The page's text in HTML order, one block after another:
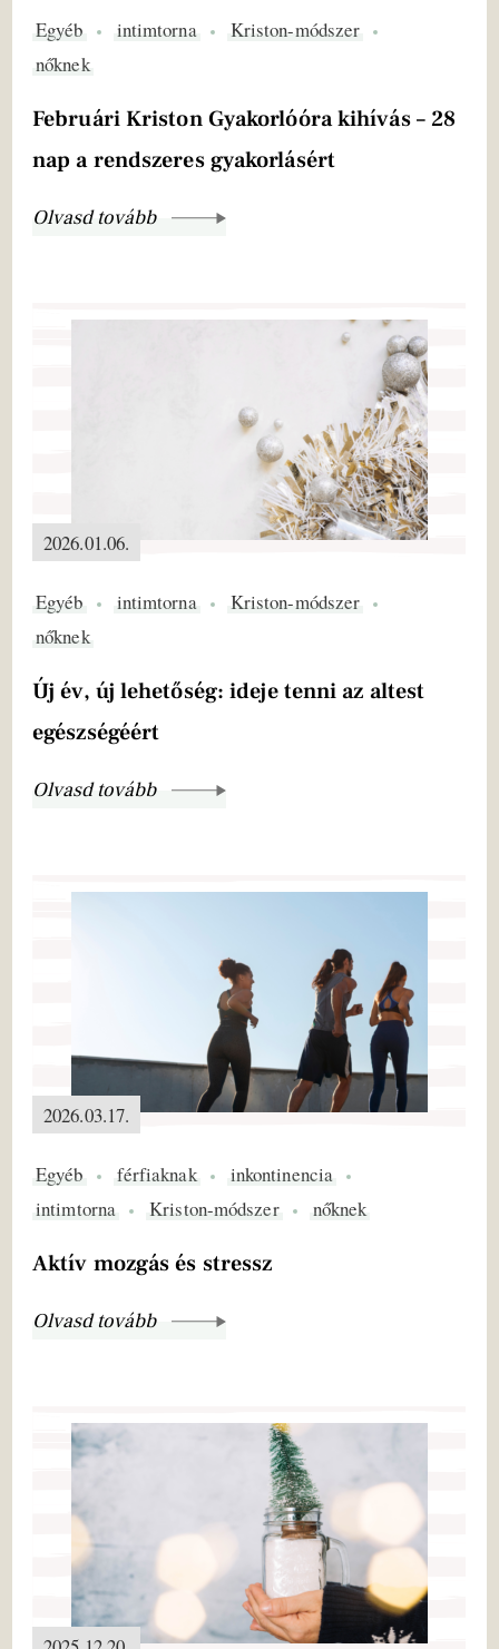
Egyéb intimtorna
Kriston-módszer
nőknek
Februári Kriston Gyakorlóóra kihívás – 28
nap a rendszeres gyakorlásért
Olvasd tovább
2026.01.06.
Egyéb intimtorna
Kriston-módszer
nőknek
Új év, új lehetőség: ideje tenni az altest
egészségéért
Olvasd tovább
2026.03.17.
Egyéb férfiaknak
inkontinencia
intimtorna
Kriston-módszer nőknek
Aktív mozgás és stressz
Olvasd tovább